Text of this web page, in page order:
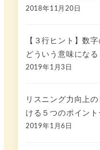
2018年11月20日
【３行ヒント】数
どういう意味になる
2019年1月3日
リスニング力向上
ける５つのポイント
2019年1月6日